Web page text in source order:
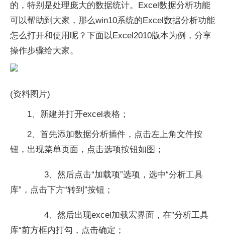
的，特别是处理庞大的数据统计。Excel数据分析功能
可以帮助到大家，那么win10系统的Excel数据分析功能
怎么打开和使用呢？下面以Excel2010版本为例，分享
操作步骤给大家。
(资料图片)
1、新建并打开excel表格；
2、首先添加数据分析插件，点击左上角文件按
钮，出现菜单页面，点击选项按钮如图；
3、然后点击“加载项”选项，选中“分析工具
库”，点击下方“转到”按钮；
4、然后出现excel加载宏界面，在”分析工具
库“前方框内打勾，点击确定；